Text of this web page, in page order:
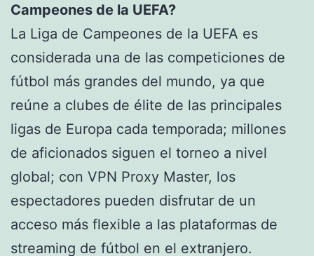
Campeones de la UEFA?
La Liga de Campeones de la UEFA es
considerada una de las competiciones de
fútbol más grandes del mundo, ya que
reúne a clubes de élite de las principales
ligas de Europa cada temporada; millones
de aficionados siguen el torneo a nivel
global; con VPN Proxy Master, los
espectadores pueden disfrutar de un
acceso más flexible a las plataformas de
streaming de fútbol en el extranjero.